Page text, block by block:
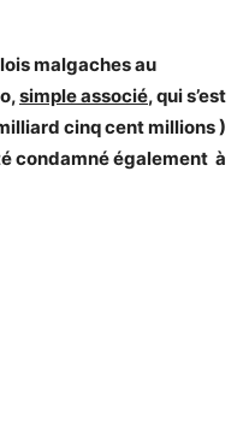
malgaches au
simple associé, qui s’est
cinq cent millions )
condamné également à